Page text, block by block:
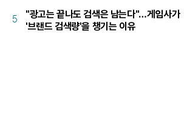
5
"광고는 끝나도 검색은 남는다"…게임사가
'브랜드 검색량'을 챙기는 이유